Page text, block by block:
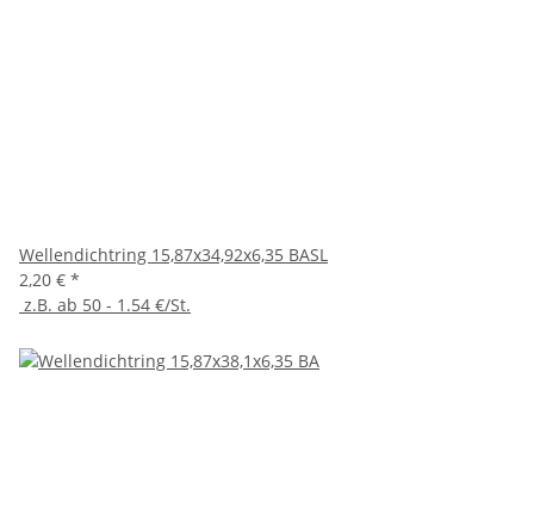
Wellendichtring 15,87x34,92x6,35 BASL
2,20 € *
z.B. ab 50 - 1.54 €/St.